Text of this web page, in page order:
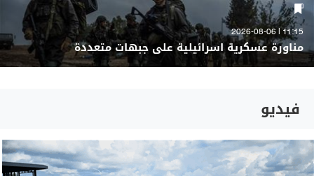
11:15 | 2026-08-06
مناورة عسكرية اسرائيلية على جبهات متعددة
فيديو